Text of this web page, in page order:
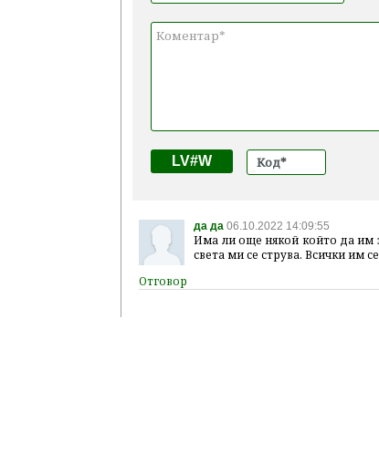
LV#W
да да 06.10.2022 14:09:55
Има ли още някой който да им
света ми се струва. Всички им